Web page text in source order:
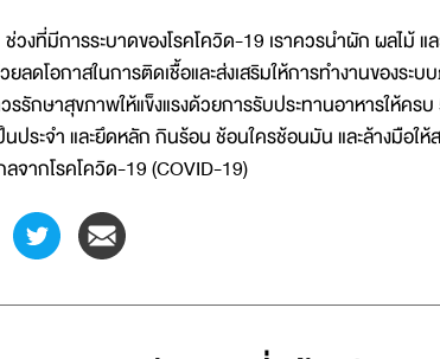
ช่วงที่มีการระบาดของโรคโควิด-19 เราควรนำผัก ผลไม้ แ
ยลดโอกาสในการติดเชื้อและส่งเสริมให้การทำงานของร
รรักษาสุขภาพให้แข็งแรงด้วยการรับประทานอาหารให้ค
นประจำ และยึดหลัก กินร้อน ช้อนใครช้อนมัน และล้างมือใ
ลจากโรคโควิด-19 (COVID-19)